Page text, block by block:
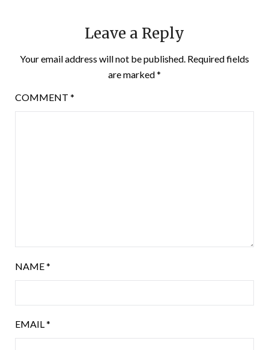
Leave a Reply
Your email address will not be published. Required fields
are marked*
COMMENT *
NAME*
EMAIL*